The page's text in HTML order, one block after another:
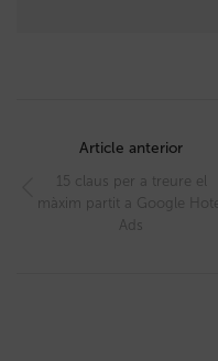
navigation
Article anterior
15 claus per a treure el
màxim partit a Google Hotel
Ads